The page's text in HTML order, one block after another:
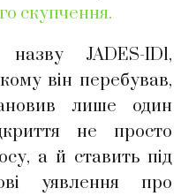
скупчення.
JADES-ID1,
він перебував,
лише один
не просто
а й ставить під
уявлення про